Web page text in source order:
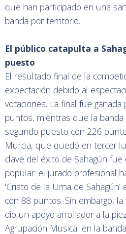
que han participado en una
banda por territorio.
El público catapulta a
puesto
El resultado final de la
expectación debido al
votaciones. La final fue ganada
puntos, mientras que la banda
segundo puesto con 226
Murcia, que quedó en tercer
clave del éxito de Sahagún fue
popular: el jurado profesional
'Cristo de la Urna de Sahagún'
con 88 puntos. Sin embargo,
dio un apoyo arrollador a la
Agrupación Musical en la